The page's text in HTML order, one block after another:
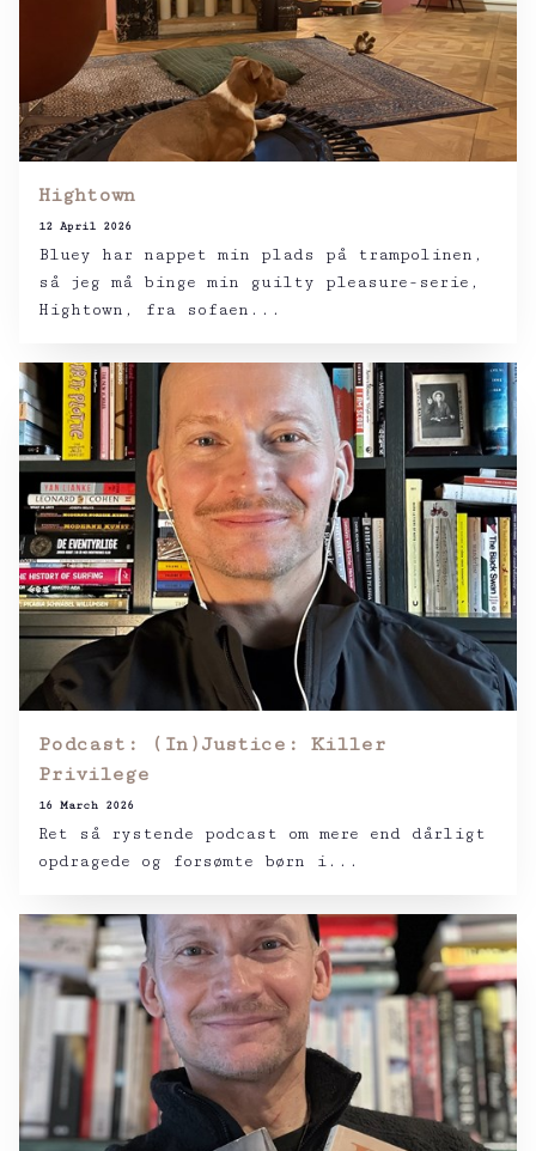
Hightown
12 April 2026
Bluey har nappet min plads på trampolinen,
så jeg må binge min guilty pleasure-serie,
Hightown, fra sofaen...
Podcast: (In)Justice: Killer
Privilege
16 March 2026
Ret så rystende podcast om mere end dårligt
opdragede og forsømte børn i...